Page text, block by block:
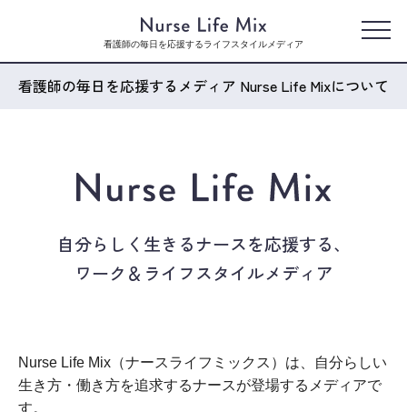
看護師の毎日を応援するライフスタイルメディア
看護師の毎日を応援するメディア Nurse Life Mixについて
自分らしく生きるナースを応援する、
ワーク＆ライフスタイルメディア
Nurse Life Mix（ナースライフミックス）は、自分らしい
生き方・働き方を追求するナースが登場するメディアで
す。